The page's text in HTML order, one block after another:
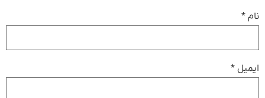
نام *
ایمیل *